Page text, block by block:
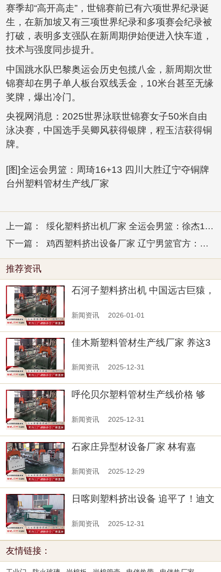
赛季却“高开高走”，世锦赛前已有六项世界纪录诞
生，在新加坡又有三项世界纪录和多项赛会纪录被
打破，表明多支强队在新周期伊始便进入快车道，
技术与强度同步提升。
中国跳水队巴黎奥运会历史包揽八金，新周期次世
锦赛却在男子单人板台双线丢金，10米台甚至无缘
奖牌，爆出冷门。
央视网消息：2025世界泳联世锦赛女子50米自由
泳决赛，中国选手吴卿风获得银牌，程玉洁获得铜
牌。
[图]全运会男篮：周琦16+13 四川大胜辽宁夺铜牌
台州塑料管材生产线厂家
上一篇：
绥化塑料挤出机厂家 全运会男篮：徐杰18+7 广东大胜浙江夺得冠军
下一篇：
鸡西塑料挤出设备厂家 辽宁男篮官方：赵继伟伤情为左侧大腿后侧肌肉拉伤
推荐资讯
石河子塑料挤出机 中国远古巨猿，
新闻资讯 2026-01-01
佳木斯塑料管材生产线厂家 养这3
新闻资讯 2025-12-31
呼伦贝尔塑料管材生产线价格 够
新闻资讯 2025-12-31
石家庄异型材设备厂家 林宥嘉
新闻资讯 2025-12-29
日喀则塑料挤出设备 追平了！迪文
新闻资讯 2025-12-31
友情链接：